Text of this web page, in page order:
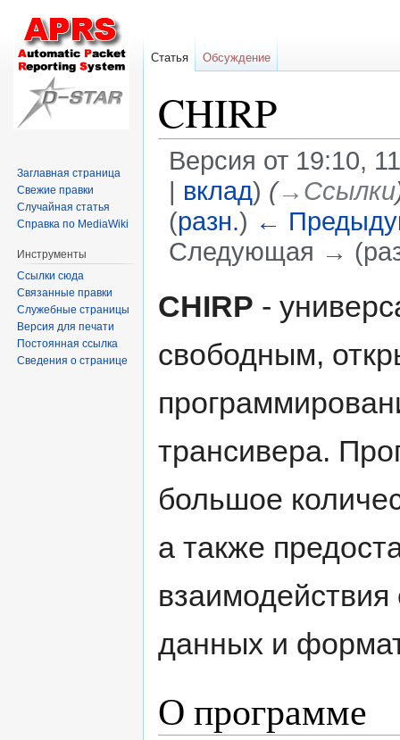
CHIRP
Версия от 19:10,
| вклад) (→‎Ссылки
(разн.) ←
Следующая →
ккCHIRP -
свободным,
трансивера.
большое
а также
данных и
О программе
Статья Обсуждение
Заглавная страница
Свежие правки
Случайная статья
Справка по MediaWiki
Инструменты
Ссылки сюда
Связанные правки
Служебные страницы
Версия для печати
Постоянная ссылка
Сведения о странице